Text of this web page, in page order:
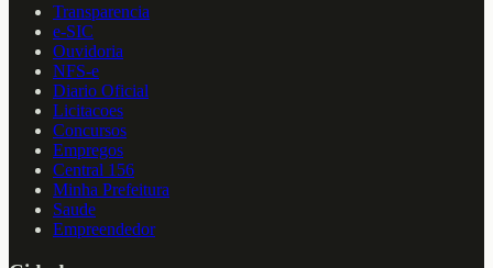
Transparencia
e-SIC
Ouvidoria
NFS-e
Diario Oficial
Licitacoes
Concursos
Empregos
Central 156
Minha Prefeitura
Saude
Empreendedor